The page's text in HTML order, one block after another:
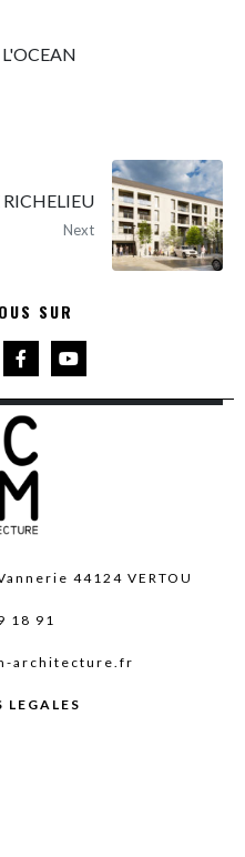
RICHELIEU
Next
SUR
44124 VERTOU
18 91
architecture.fr
LEGALES